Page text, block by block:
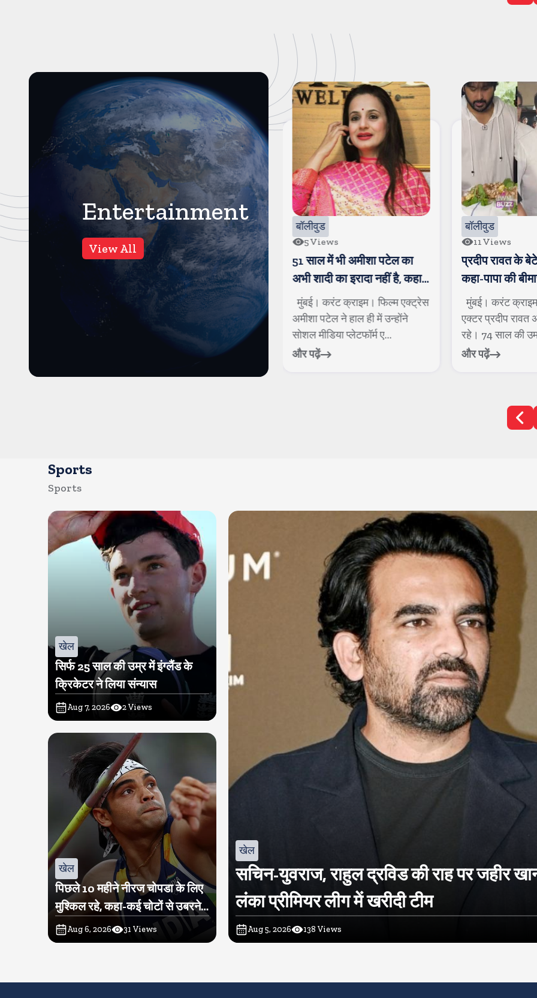
Entertainment
View All
बॉलीवुड
4Views
खाने की टेबिल पर आम्रपाली और
निरहुआ में हुई भिडंत, काजल ने
कहा, अब इज्जत नहीं करूंगी
मुंबई। करंट क्राइम। भोजपुरी बवाल
के हालिया एपिसोड में डिनर टेबल पर
काफी हंगामा देखने को मिला ...
बॉलीवुड
5Views
51 साल में भी अमीशा पटेल का
अभी शादी का इरादा नहीं है, कहा-
अपनी शर्तों को बदलने की इजाजत
नहीं दे सकती है
मुंबई। करंट क्राइम। फिल्म एक्ट्रेस
अमीशा पटेल ने हाल ही में उन्होंने
सोशल मीडिया प्लेटफॉर्म ए...
और पढ़ें
बॉलीवुड
11Views
प्रदीप रावत के बेटे
कहा-पापा की
बजाय बढ़ती गई
मुंबई। करंट
एक्टर प्रदीप रावत
रहे। 74 साल की
और पढ़ें
Sports
Sports
खेल
सिर्फ 25 साल की उम्र में इंग्लैंड के
क्रिकेटर ने लिया संन्यास
Aug 7, 2026 2Views
खेल
पिछले 10 महीने नीरज चोपडा के लिए
मुश्किल रहे, कहा-कई चोटों से उबरने में
परेशानी हुई
Aug 6, 2026 31 Views
खेल
सचिन-युवराज, राहुल द्रविड की राह पर जहीर
लंका प्रीमियर लीग में खरीदी टीम
Aug 5, 2026 138 Views